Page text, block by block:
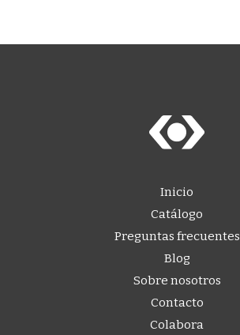
Inicio
Catálogo
Preguntas frecuentes
Blog
Sobre nosotros
Contacto
Colabora